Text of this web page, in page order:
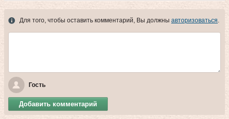
Для того, чтобы оставить комментарий, Вы должны авторизоваться.
Гость
Добавить комментарий